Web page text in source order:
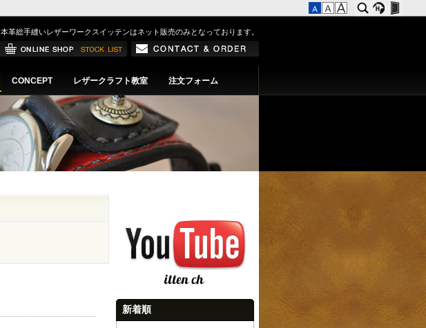
本革総手縫いレザーワークスイッテンはネット販売のみとなっております。
CONCEPT レザークラフト教室 注文フォーム
新着順